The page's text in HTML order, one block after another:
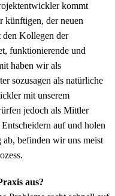
kommt
künftigen, der neuen
den Kollegen der
funktionierende und
haben wir als
sozusagen als natürliche
mit unserem
jedoch als Mittler
auf und holen
befinden wir uns meist
aus?